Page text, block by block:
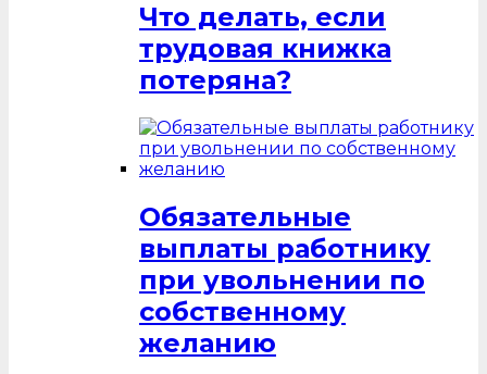
Что делать, если
трудовая книжка
потеряна?
Обязательные
выплаты работнику
при увольнении по
собственному
желанию